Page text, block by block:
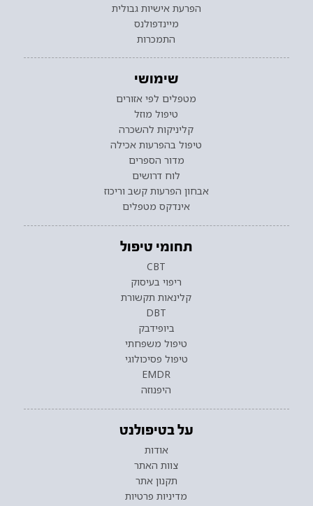
הפרעת אישיות גבולית
מיינדפולנס
התמכרות
שימושי
מטפלים לפי אזורים
טיפול מוזל
קליניקות להשכרה
טיפול בהפרעות אכילה
מדור הספרים
לוח דרושים
אבחון הפרעות קשב וריכוז
אינדקס מטפלים
תחומי טיפול
CBT
ריפוי בעיסוק
קלינאות תקשורת
DBT
ביופידבק
טיפול משפחתי
טיפול פסיכולוגי
EMDR
היפנוזה
על בטיפולנט
אודות
צוות האתר
תקנון אתר
מדיניות פרטיות